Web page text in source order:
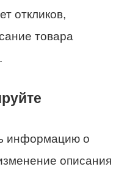
откликов,
товара
информацию о
описания